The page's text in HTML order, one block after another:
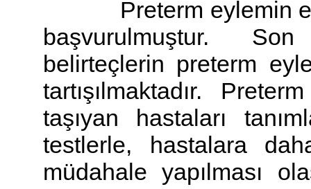
Preterm eylemin
başvurulmuştur.
belirteçlerin preterm
tartışılmaktadır.
taşıyan hastaları
testlerle, hastalara
müdahale yapılması